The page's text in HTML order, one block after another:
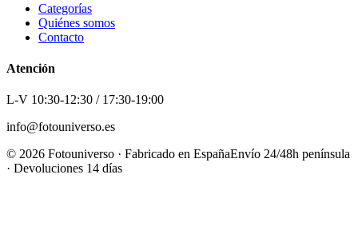
Categorías
Quiénes somos
Contacto
Atención
L-V 10:30-12:30 / 17:30-19:00
info@fotouniverso.es
© 2026 Fotouniverso · Fabricado en EspañaEnvío 24/48h península
· Devoluciones 14 días